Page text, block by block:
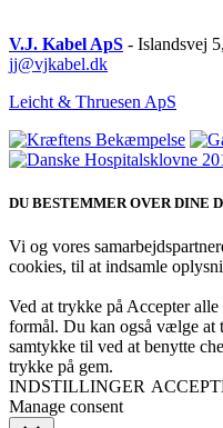
V.J. Kabel ApS - Islandsvej
jj@vjkabel.dk
Leicht & Thruesen ApS
DU BESTEMMER OVER DINE
Vi og vores
cookies, til at indsamle
Ved at trykke på Accepter
formål. Du kan også vælge
samtykke til ved at benytte
trykke på gem.
INDSTILLINGER
Manage consent